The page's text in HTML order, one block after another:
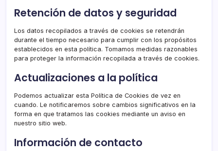
Retención de datos y seguridad
Los datos recopilados a través de cookies se retendrán
durante el tiempo necesario para cumplir con los propósitos
establecidos en esta política. Tomamos medidas razonables
para proteger la información recopilada a través de cookies.
Actualizaciones a la política
Podemos actualizar esta Política de Cookies de vez en
cuando. Le notificaremos sobre cambios significativos en la
forma en que tratamos las cookies mediante un aviso en
nuestro sitio web.
Información de contacto